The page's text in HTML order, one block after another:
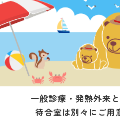
一般診療・発熱外来
待合室は別々にご用